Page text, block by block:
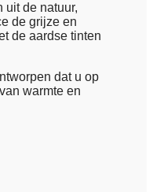
uit de natuur,
de grijze en
de aardse tinten
dat u op
warmte en